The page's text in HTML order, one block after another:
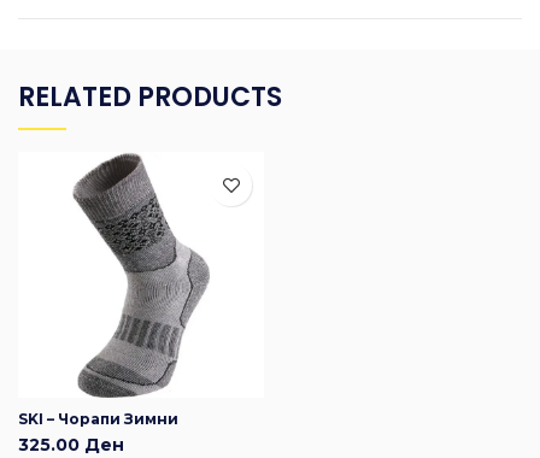
RELATED PRODUCTS
SKI – Чорапи Зимни
325.00 Ден